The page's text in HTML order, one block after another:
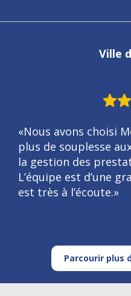
Ville
«Nous avons choisi
plus de souplesse
la gestion des
L’équipe est d’une
est très à l’écoute.»
Parcourir plus